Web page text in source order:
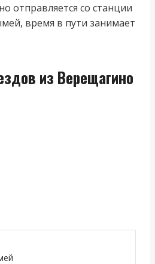
отправляется со станции
время в пути занимает
из Верещагино